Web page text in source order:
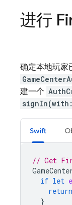
进行
确定本地玩家
建一个
Swift
// Get
if let
return
}